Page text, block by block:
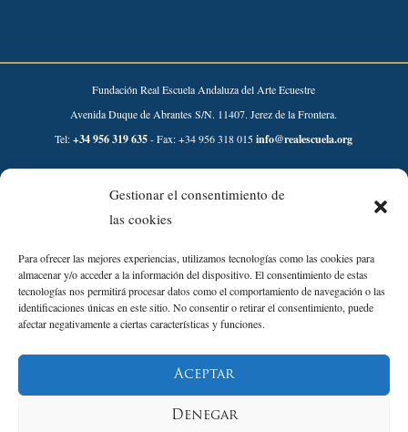
Gestionar el consentimiento de
las cookies
Para ofrecer las mejores experiencias, utilizamos tecnologías como las cookies para
almacenar y/o acceder a la información del dispositivo. El consentimiento de estas
tecnologías nos permitirá procesar datos como el comportamiento de navegación o las
identificaciones únicas en este sitio. No consentir o retirar el consentimiento, puede
afectar negativamente a ciertas características y funciones.
Aceptar
Denegar
Fundación Real Escuela Andaluza del Arte Ecuestre
Avenida Duque de Abrantes S/N. 11407. Jerez de la Frontera.
Tel:+34 956 319 635- Fax: +34 956 318 015info@realescuela.org
Desarrollado por:
Aviso Legal
Política de Privacidad